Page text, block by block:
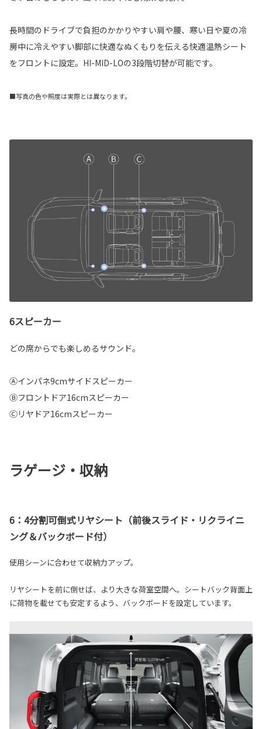
長時間のドライブで負担のかかりやすい肩や腰、寒い日や夏の冷
房中に冷えやすい脚部に快適なぬくもりを伝える快適温熱シート
をフロントに設定。HI-MID-LOの3段階切替が可能です。
■写真の色や照度は実際とは異なります。
6スピーカー
どの席からでも楽しめるサウンド。
Ⓐインパネ9cmサイドスピーカー
Ⓑフロントドア16cmスピーカー
Ⓒリヤドア16cmスピーカー
ラゲージ・収納
6：4分割可倒式リヤシート（前後スライド・リクライニ
ング＆バックボード付）
使用シーンに合わせて収納力アップ。
リヤシートを前に倒せば、より大きな荷室空間へ。シートバック背面上
に荷物を載せても安定するよう、バックボードを設定しています。